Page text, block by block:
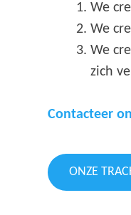
We
We
We
zich
Contacteer
ONZE